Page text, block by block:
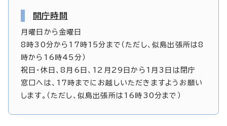
開庁時間
月曜日から金曜日
8時30分から17時15分まで（ただし、似島出張所は8
時から16時45分）
祝日・休日、8月6日、12月29日から1月3日は閉庁
窓口へは、17時までにお越しいただきますようお願い
します。（ただし、似島出張所は16時30分まで）